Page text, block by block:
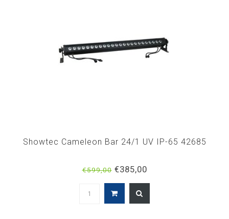
Showtec Cameleon Bar 24/1 UV IP-65 42685
€599,00€385,00